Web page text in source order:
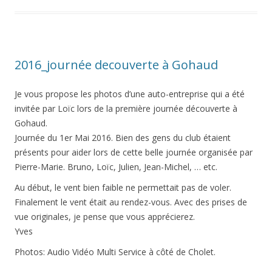
2016_journée decouverte à Gohaud
Je vous propose les photos d’une auto-entreprise qui a été
invitée par Loïc lors de la première journée découverte à
Gohaud.
Journée du 1er Mai 2016. Bien des gens du club étaient
présents pour aider lors de cette belle journée organisée par
Pierre-Marie. Bruno, Loïc, Julien, Jean-Michel, … etc.
Au début, le vent bien faible ne permettait pas de voler.
Finalement le vent était au rendez-vous. Avec des prises de
vue originales, je pense que vous apprécierez.
Yves
Photos: Audio Vidéo Multi Service à côté de Cholet.